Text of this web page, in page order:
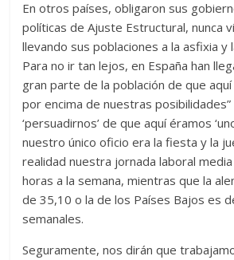
En otros países, obligaron sus
políticas de Ajuste Estructural, nunca
llevando sus poblaciones a la asfixia y
Para no ir tan lejos, en España han
gran parte de la población de que aquí
por encima de nuestras posibilidades”
‘persuadirnos’ de que aquí éramos
nuestro único oficio era la fiesta y la
realidad nuestra jornada laboral
horas a la semana, mientras que la
de 35,10 o la de los Países Bajos es
semanales.
Seguramente, nos dirán que